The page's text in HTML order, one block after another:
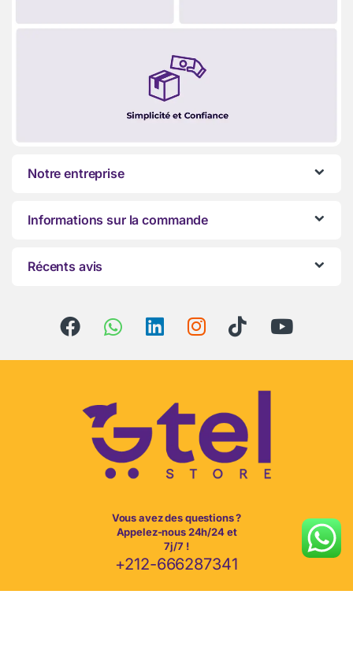
Notre entreprise
Informations sur la commande
Récents avis
Vous avez des questions ?
Appelez-nous 24h/24 et
7j/7 !
+212-666287341